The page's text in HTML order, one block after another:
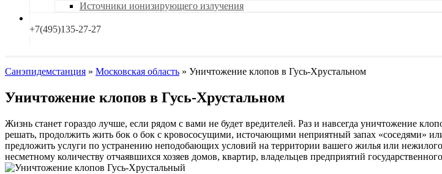
Источники ионизирующего излучения
+7(495)135-27-27
Санэпидемстанция » Московская область » Уничтожение клопов в Гусь-Хрустальном
Уничтожение клопов в Гусь-Хрустальном
Жизнь станет гораздо лучше, если рядом с вами не будет вредителей. Раз и навсегда уничтожение
решать, продолжить жить бок о бок с кровососущими, источающими неприятный запах «соседями»
предложить услуги по устранению неподобающих условий на территории вашего жилья или
несметному количеству отчаявшихся хозяев домов, квартир, владельцев предприятий